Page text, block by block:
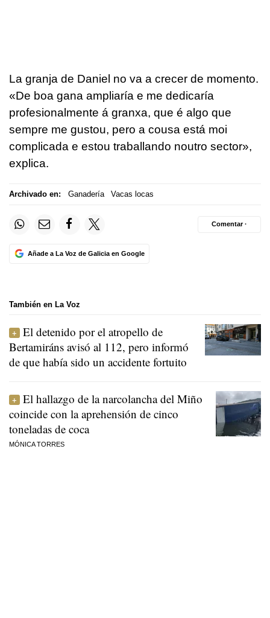
La granja de Daniel no va a crecer de momento.
«De boa gana ampliaría e me dedicaría
profesionalmente á granxa, que é algo que
sempre me gustou, pero a cousa está moi
complicada e estou traballando noutro sector»,
explica.
Archivado en: Ganadería Vacas locas
Añade a La Voz de Galicia en Google
Comentar ·
También en La Voz
El detenido por el atropello de
Bertamiráns avisó al 112, pero informó
de que había sido un accidente fortuito
El hallazgo de la narcolancha del Miño
coincide con la aprehensión de cinco
toneladas de coca
MÓNICA TORRES